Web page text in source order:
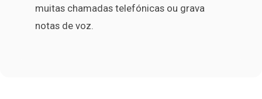
muitas chamadas telefónicas ou grava
notas de voz.